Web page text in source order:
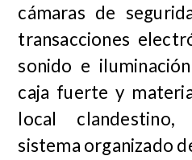
cámaras de
transacciones
sonido e
caja fuerte y
local clandestino,
sistema organizado